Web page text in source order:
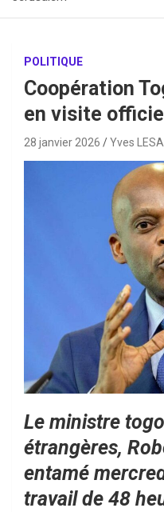
POLITIQUE
Coopération
en visite
28 janvier 2026 Yves
Le ministre
étrangères,
entamé
travail de 48